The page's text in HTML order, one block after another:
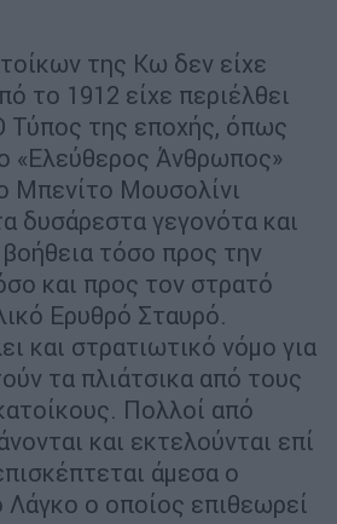
της Κω δεν είχε
το 1912 είχε περιέλθει
Τύπος της εποχής, όπως
«Ελεύθερος Άνθρωπος»
Μπενίτο Μουσολίνι
δυσάρεστα γεγονότα και
βοήθεια τόσο προς την
και προς τον στρατό
Ερυθρό Σταυρό.
και στρατιωτικό νόμο για
τα πλιάτσικα από τους
Πολλοί από
και εκτελούνται επί
άμεσα ο
Λάγκο ο οποίος επιθεωρεί